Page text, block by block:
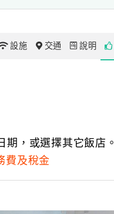
設施 交通 說明
期，或選擇其它飯店。
費及稅金